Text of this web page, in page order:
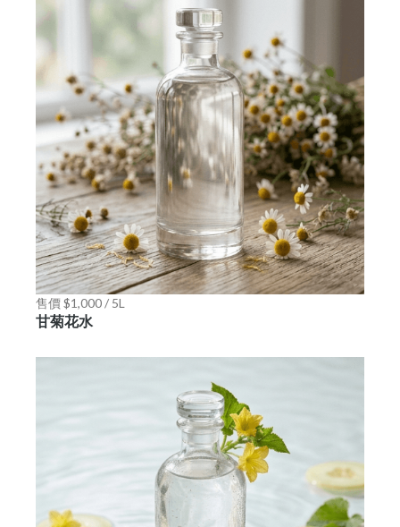
售價 $1,000 / 5L
甘菊花水